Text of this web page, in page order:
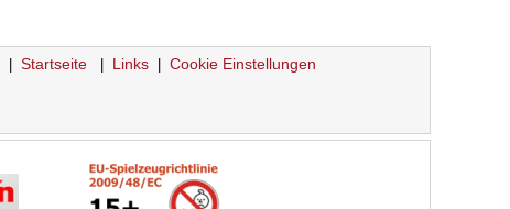
Startseite Links Cookie Einstellungen